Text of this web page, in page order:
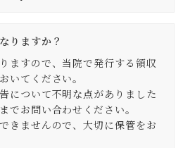
りますか？
ますので、当院で発行する領収
いてください。
について不明な点がありました
でお問い合わせください。
きませんので、大切に保管をお